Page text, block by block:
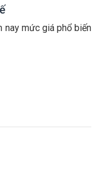
nay mức giá phổ biến